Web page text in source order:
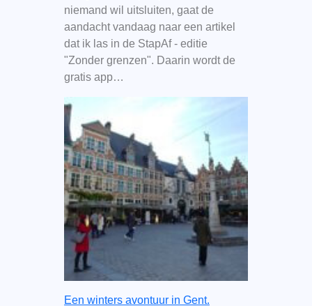
niemand wil uitsluiten, gaat de
aandacht vandaag naar een artikel
dat ik las in de StapAf - editie
"Zonder grenzen". Daarin wordt de
gratis app…
Een winters avontuur in Gent.